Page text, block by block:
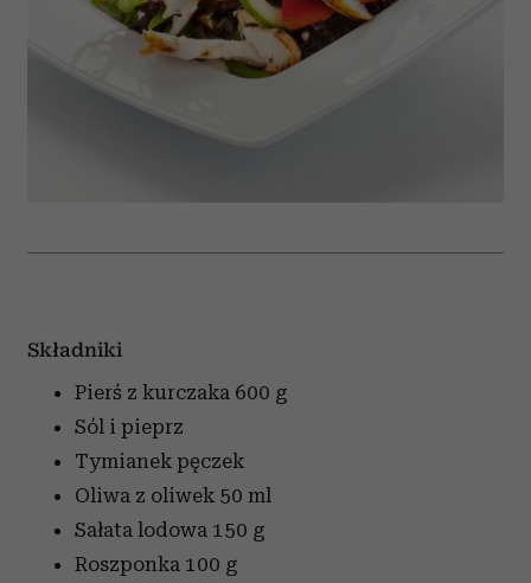
Składniki
Pierś z kurczaka 600 g
Sól i pieprz
Tymianek pęczek
Oliwa z oliwek 50 ml
Sałata lodowa 150 g
Roszponka 100 g